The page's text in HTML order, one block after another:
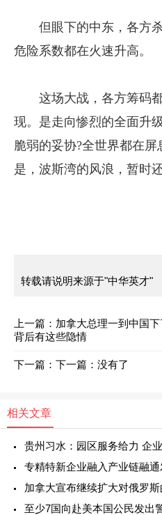
但眼下的中东，各方
危险系数都在火速升高。
这场大战，各方筹码
现。是走向惨烈的全面升
脆弱的妥协?全世界都在
是，波斯湾的风浪，暂时
转载请说明来源于"中华英才"
上一篇： 加拿大总理一到中国
背后有这些隐情
下一篇： 下一篇：没有了
相关文章
贵州习水：园区服务给力 企
专精特新企业融入产业链融
加拿大宣布继续扩大对俄罗
至少7国向赴美本国公民发出